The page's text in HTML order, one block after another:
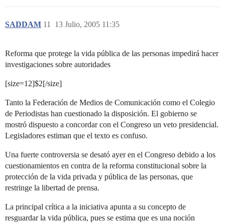
SADDAM 13 Julio, 2005 11:35
11
Reforma que protege la vida pública de las personas impedirá hacer
investigaciones sobre autoridades
[size=12]$2[/size]
Tanto la Federación de Medios de Comunicación como el Colegio
de Periodistas han cuestionado la disposición. El gobierno se
mostró dispuesto a concordar con el Congreso un veto presidencial.
Legisladores estiman que el texto es confuso.
Una fuerte controversia se desató ayer en el Congreso debido a los
cuestionamientos en contra de la reforma constitucional sobre la
protección de la vida privada y pública de las personas, que
restringe la libertad de prensa.
La principal crítica a la iniciativa apunta a su concepto de
resguardar la vida pública, pues se estima que es una noción